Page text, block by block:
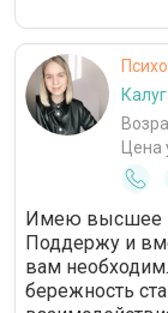
Цена
Имею высшее
Поддержу и
вам
бережность